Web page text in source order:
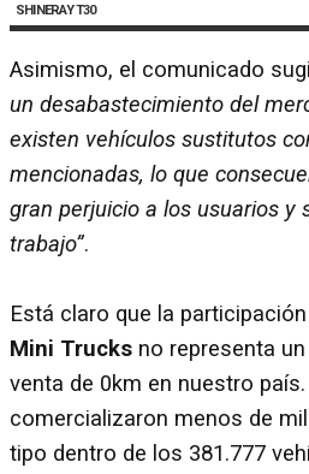
SHINERAY T30
Asimismo, el comunicado
un desabastecimiento del
existen vehículos sustitutos
mencionadas, lo que
gran perjuicio a los usuarios y
trabajo”.
Está claro que la
Mini Trucks no representa
venta de 0km en nuestro
comercializaron menos de
tipo dentro de los 381.777